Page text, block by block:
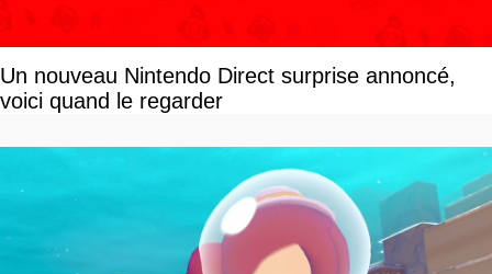
Un nouveau Nintendo Direct surprise annoncé,
voici quand le regarder